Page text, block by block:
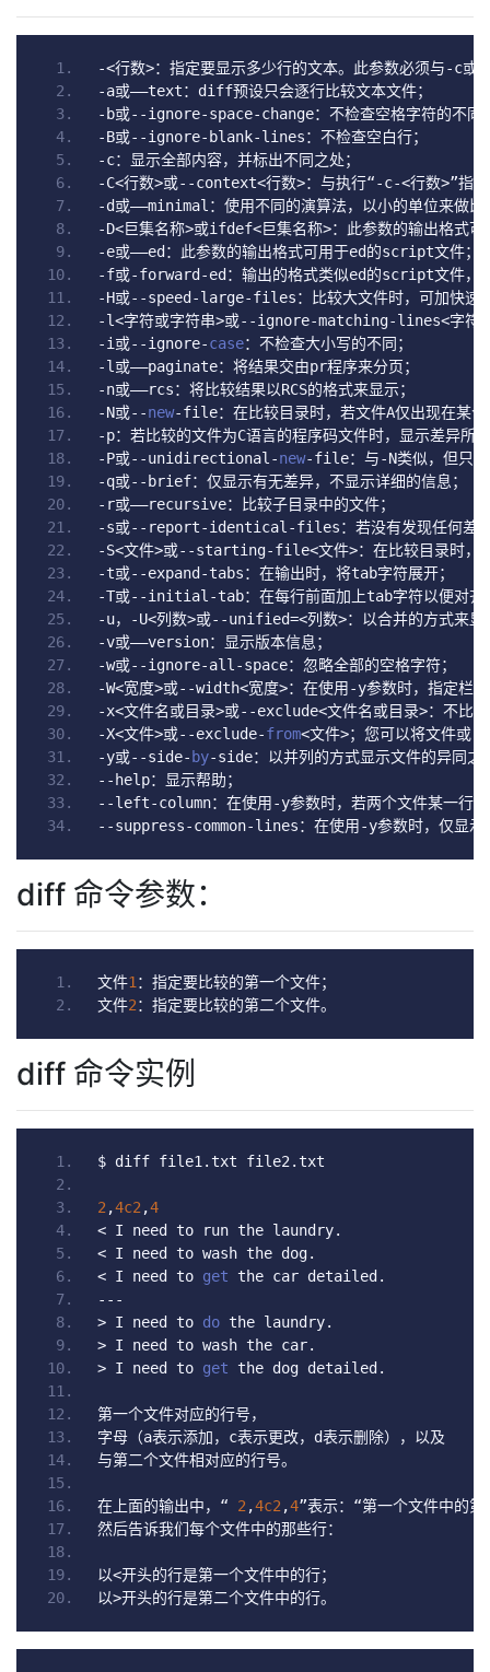
-<行数>：指定要显示多少行的文本。此参数必须与-c或-
-a或——text： diff预设只会逐行比较文本文件；
- b或--ignore-space-change：不检查空格字符的不同
-B或--ignore- blank-lines：不检查空白行；
-c：显示全部内容，并标出不同之处；
-C<行数>或--context<行数>：与执行“-c-<行数>”指
-d或——minimal ：使用不同的演算法，以小的单位来做比
-D<巨集名称>或ifdef<巨集名称>：此参数的输出格式
-e或——ed ：此参数的输出格式可用于ed的script文件；
-f或-forward -ed ：输出的格式类似ed的script文件，
-H或--speed -large-files：比较大文件时，可加快速
-l<字符或字符串>或--ignore-matching-lines<字符
-i 或--ignore-case：不检查大小写的不同；
-l 或——paginate：将结果交由pr程序来分页；
-n或——rcs：将比较结果以RCS的格式来显示；
-N或--new-file：在比较目录时，若文件A仅出现在某
-p：若比较的文件为C语言的程序码文件时，显示差异所
-P或--unidirectional -new-file：与-N类似，但只
-q或-- brief：仅显示有无差异，不显示详细的信息；
- r或——recursive：比较子目录中的文件；
-s或-- report-identical -files：若没有发现任何差
-S<文件>或--starting-file<文件>：在比较目录时，
-t或--expand -tabs：在输出时，将tab字符展开；
-T或--initial -tab：在每行前面加上tab字符以便对齐
-u，-U<列数>或--unified=<列数>：以合并的方式来
-v或——version：显示版本信息；
-w或--ignore-all -space：忽略全部的空格字符；
-W<宽度>或--width<宽度>：在使用-y参数时，指定栏
-x<文件名或目录>或--exclude<文件名或目录>：不比
-X<文件>或--exclude-from<文件>；您可以将文件或
-y或--side- by-side：以并列的方式显示文件的异同之
-- help：显示帮助；
--left-column：在使用-y参数时，若两个文件某一行
--suppress-common-lines：在使用-y参数时，仅显示
diff 命令参数：
文件1 ：指定要比较的第一个文件；
文件2：指定要比较的第二个文件。
diff 命令实例
$ diff file1 . txt file2 . txt
2 ,4c2 ,4
< I need to run the laundry.
< I need to wash the dog.
< I need to get the car detailed .
---
> I need to do the laundry.
> I need to wash the car.
> I need to get the dog detailed .
第一个文件对应的行号，
字母（a表示添加， c表示更改， d表示删除），以及
与第二个文件相对应的行号。
在上面的输出中，“ 2 ,4c2 ,4”表示：“第一个文件中的第
然后告诉我们每个文件中的那些行：
以<开头的行是第一个文件中的行；
以>开头的行是第二个文件中的行。